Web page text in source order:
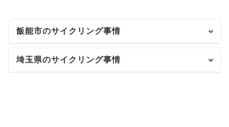
飯能市のサイクリング事情
埼玉県のサイクリング事情